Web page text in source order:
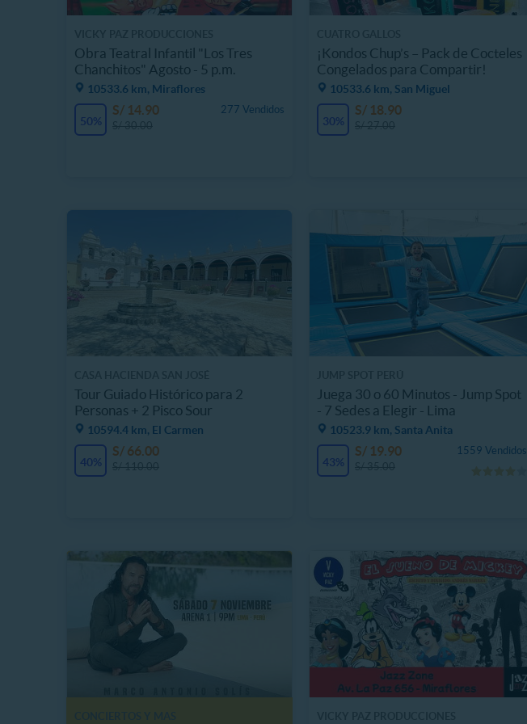
Obra Teatral Infantil "Los Tres
Chanchitos" Agosto - 5 p.m.
10533.6 km, Miraflores
50%
277 Vendidos
S/ 14.90
¡Kondos Chup’s – Pack de Cocteles
Congelados para Compartir!
10533.6 km, San Miguel
30%
S/ 18.90
Tour Guiado Histórico para 2
Personas + 2 Pisco Sour
10594.4 km, El Carmen
40%
S/ 66.00
Juega 30 o 60 Minutos - Jump Spot
- 7 Sedes a Elegir - Lima
10523.9 km, Santa Anita
43%
1559 Vendidos
S/ 19.90